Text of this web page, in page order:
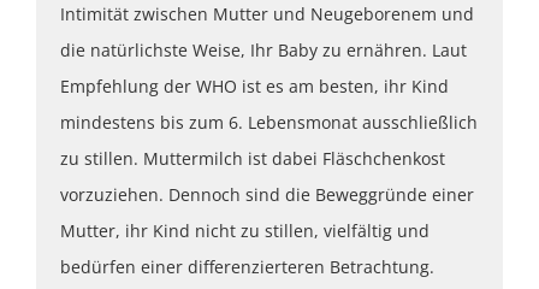
Intimität zwischen Mutter und Neugeborenem und
die natürlichste Weise, Ihr Baby zu ernähren. Laut
Empfehlung der WHO ist es am besten, ihr Kind
mindestens bis zum 6. Lebensmonat ausschließlich
zu stillen. Muttermilch ist dabei Fläschchenkost
vorzuziehen. Dennoch sind die Beweggründe einer
Mutter, ihr Kind nicht zu stillen, vielfältig und
bedürfen einer differenzierteren Betrachtung.